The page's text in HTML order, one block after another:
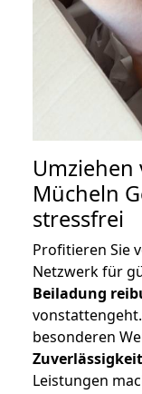
Umziehen
Mücheln
stressfrei
Profitieren Sie
Netzwerk für
Beiladung
besonderen
Leistungen